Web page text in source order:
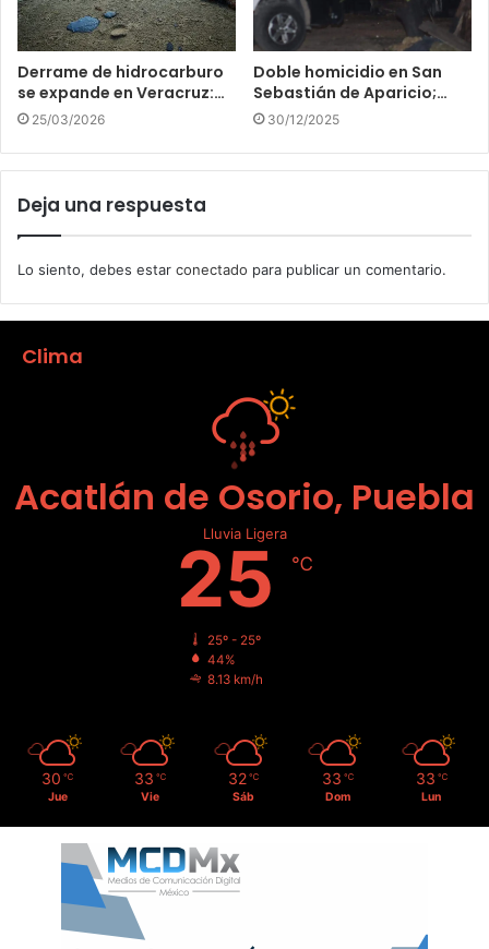
Derrame de hidrocarburo
se expande en Veracruz:…
25/03/2026
Doble homicidio en San
Sebastián de Aparicio;…
30/12/2025
Deja una respuesta
Lo siento, debes estar conectado para publicar un comentario.
Clima
Acatlán de Osorio, Puebla
Lluvia Ligera
25 ℃
25º - 25º
44%
8.13 km/h
30 ℃
Jue
33 ℃
Vie
32 ℃
Sáb
33 ℃
Dom
33 ℃
Lun